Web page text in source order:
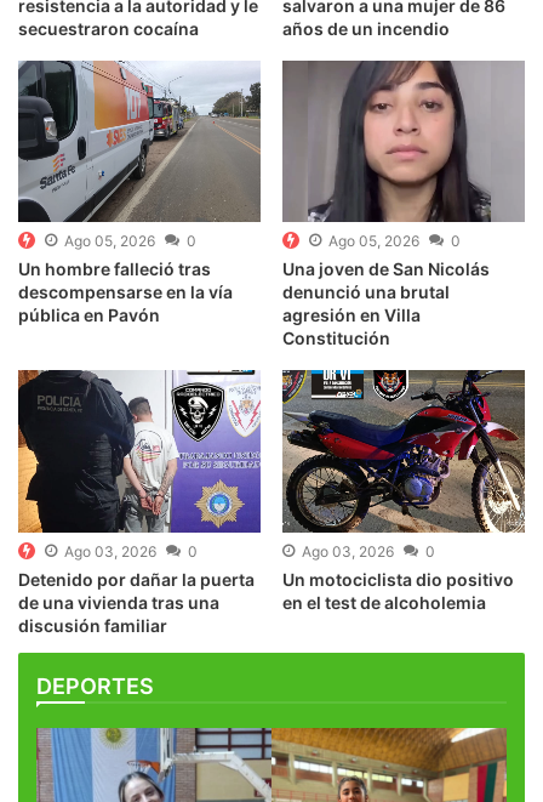
resistencia a la autoridad y le
secuestraron cocaína
salvaron a una mujer de 86
años de un incendio
Ago 05, 2026 0
Un hombre falleció tras
descompensarse en la vía
pública en Pavón
Ago 05, 2026 0
Una joven de San Nicolás
denunció una brutal
agresión en Villa
Constitución
Ago 03, 2026 0
Detenido por dañar la puerta
de una vivienda tras una
discusión familiar
Ago 03, 2026 0
Un motociclista dio positivo
en el test de alcoholemia
DEPORTES